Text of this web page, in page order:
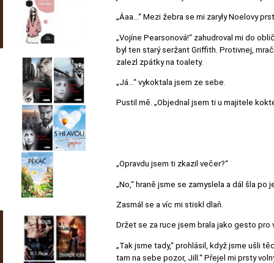
„Áaa…“ Mezi žebra se mi zaryly Noelovy
„Vojíne Pearsonová!“ zahudroval mi do
byl ten starý seržant Griffith. Protivnej,
zalezl zpátky na toalety.
„Já…“ vykoktala jsem ze sebe.
Pustil mě. „Objednal jsem ti u majitele
„Opravdu jsem ti zkazil večer?“
„No,“ hraně jsme se zamyslela a dál šla po
Zasmál se a víc mi stiskl dlaň.
Držet se za ruce jsem brala jako gesto pro
„Tak jsme tady,“ prohlásil, když jsme ušli
tam na sebe pozor, Jill.“ Přejel mi prsty